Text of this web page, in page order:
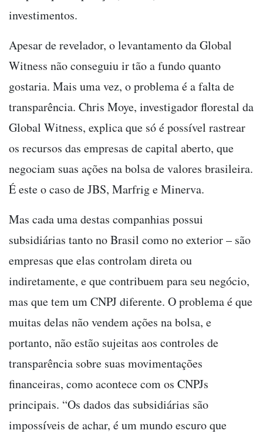
investimentos.
Apesar de revelador, o levantamento da Global
Witness não conseguiu ir tão a fundo quanto
gostaria. Mais uma vez, o problema é a falta de
transparência. Chris Moye, investigador florestal da
Global Witness, explica que só é possível rastrear
os recursos das empresas de capital aberto, que
negociam suas ações na bolsa de valores brasileira.
É este o caso de JBS, Marfrig e Minerva.
Mas cada uma destas companhias possui
subsidiárias tanto no Brasil como no exterior– são
empresas que elas controlam direta ou
indiretamente, e que contribuem para seu negócio,
mas que tem um CNPJ diferente. O problema é que
muitas delas não vendem ações na bolsa, e
portanto, não estão sujeitas aos controles de
transparência sobre suas movimentações
financeiras, como acontece com os CNPJs
principais. “Os dados das subsidiárias são
impossíveis de achar, é um mundo escuro que